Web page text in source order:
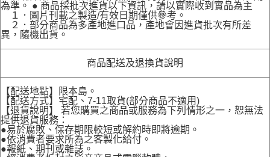
為準。 ● 商品採批次進貨以下資訊，請以實際收到實品為主
１．圖片刊載之製造/有效日期僅供參考。
２．部分商品為多產地進口品，產地會因進貨批次有所差
異，隨機出貨。
商品配送及退換貨說明
【配送地點】限本島。
【配送方式】宅配、7-11取貨(部分商品不適用)
【退貨說明】 若您購買之商品或服務為下列情形之一，恕無法
提供退貨服務：
●易於腐敗、保存期限較短或解約時即將逾期。
●依消費者要求所為之客製化給付。
●報紙、期刊或雜誌。